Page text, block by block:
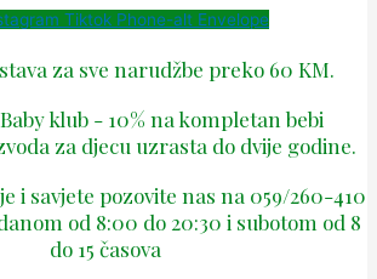
Tiktok Phone-alt Envelope
za sve narudžbe preko 60 KM.
klub - 10% na kompletan bebi
za djecu uzrasta do dvije godine.
i savjete pozovite nas na 059/260-410
od 8:00 do 20:30 i subotom od 8
do 15 časova